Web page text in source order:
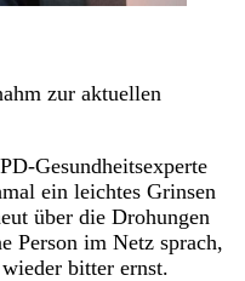
zur aktuellen
Gesundheitsexperte
ein leichtes Grinsen
über die Drohungen
Person im Netz sprach,
bitter ernst.